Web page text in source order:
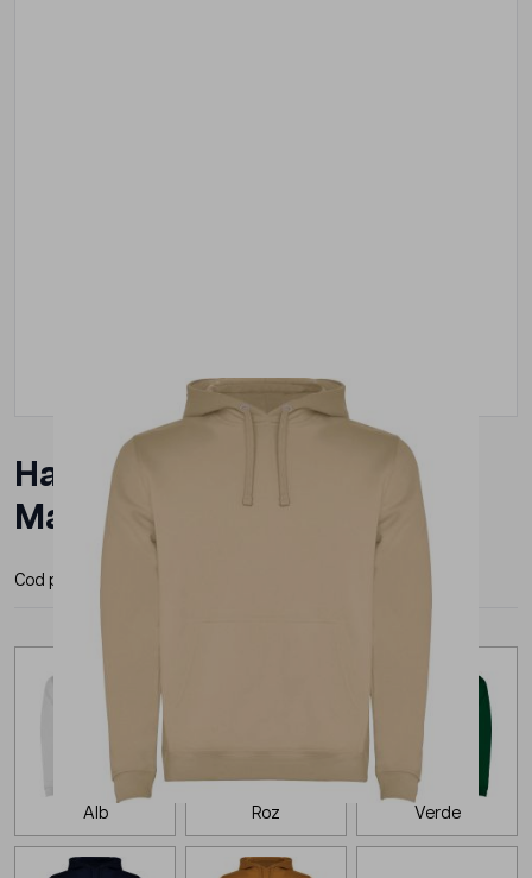
Hanorac Roly Urban Barbat
Maro
Cod produs:
Alb Roz Verde